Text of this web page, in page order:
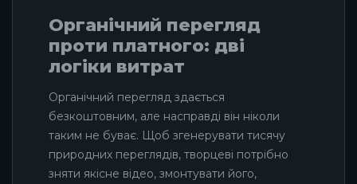
Органічний перегляд
проти платного: дві
логіки витрат
Органічний перегляд здається
безкоштовним, але насправді він ніколи
таким не буває. Щоб згенерувати тисячу
природних переглядів, творцеві потрібно
зняти якісне відео, змонтувати його,